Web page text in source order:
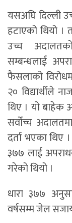
यसअघि दिल्ली
हटाएको थियो ।
उच्च
सम्बन्धलाई
फैसलाको
२० विद्यार्थीले
थिए । यो बाहेक
सर्वोच्च
दर्ता भएका थिए
३७७ लाई
गरेको थियो ।
धारा ३७७
वर्षसम्म जेल सजाय